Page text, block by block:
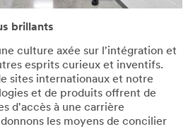
brillants
culture axée sur l'intégration et
esprits curieux et inventifs.
sites internationaux et notre
et de produits offrent de
d'accès à une carrière
les moyens de concilier